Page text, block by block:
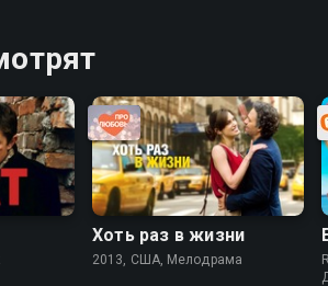
Хоть раз в жизни
2013, США, Мелодрама